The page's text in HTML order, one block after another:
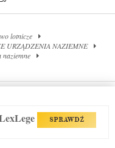
lotnicze
URZĄDZENIA NAZIEMNE
naziemne
SPRAWDŹ